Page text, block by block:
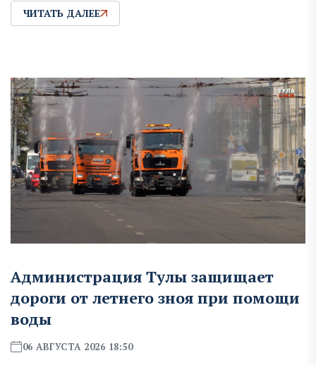
ЧИТАТЬ ДАЛЕЕ
Администрация Тулы защищает
дороги от летнего зноя при помощи
воды
06 АВГУСТА 2026 18:50